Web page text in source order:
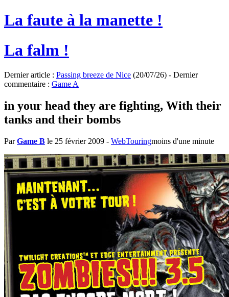
La faute à la manette !
La falm !
Dernier article : Passing breeze de Nice (20/07/26) - Dernier
commentaire : Game A
in your head they are fighting, With their
tanks and their bombs
ParGame B le 25 février 2009 - WebTouringmoins d'une minute